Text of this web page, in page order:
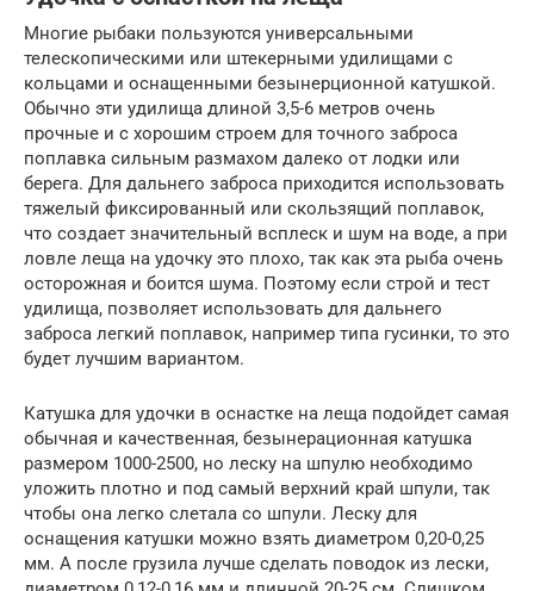
Многие рыбаки пользуются универсальными
телескопическими или штекерными удилищами с
кольцами и оснащенными безынерционной катушкой.
Обычно эти удилища длиной 3,5-6 метров очень
прочные и с хорошим строем для точного заброса
поплавка сильным размахом далеко от лодки или
берега. Для дальнего заброса приходится использовать
тяжелый фиксированный или скользящий поплавок,
что создает значительный всплеск и шум на воде, а при
ловле леща на удочку это плохо, так как эта рыба очень
осторожная и боится шума. Поэтому если строй и тест
удилища, позволяет использовать для дальнего
заброса легкий поплавок, например типа гусинки, то это
будет лучшим вариантом.
Катушка для удочки в оснастке на леща подойдет самая
обычная и качественная, безынерационная катушка
размером 1000-2500, но леску на шпулю необходимо
уложить плотно и под самый верхний край шпули, так
чтобы она легко слетала со шпули. Леску для
оснащения катушки можно взять диаметром 0,20-0,25
мм. А после грузила лучше сделать поводок из лески,